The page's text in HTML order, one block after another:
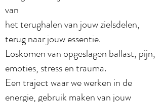
van
het terughalen van jouw zielsdelen,
terug naar jouw essentie.
Loskomen van opgeslagen ballast, pijn,
emoties, stress en trauma.
Een traject waar we werken in de
energie, gebruik maken van jouw